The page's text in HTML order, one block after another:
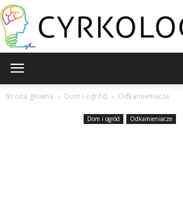
Strona główna Dom i ogród Odkamieniacze
Dom i ogród Odkamieniacze